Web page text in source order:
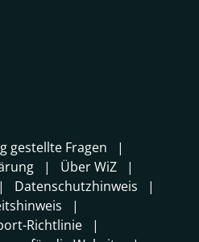
gestellte Fragen
Über WiZ
Datenschutzhinweis
Richtlinie